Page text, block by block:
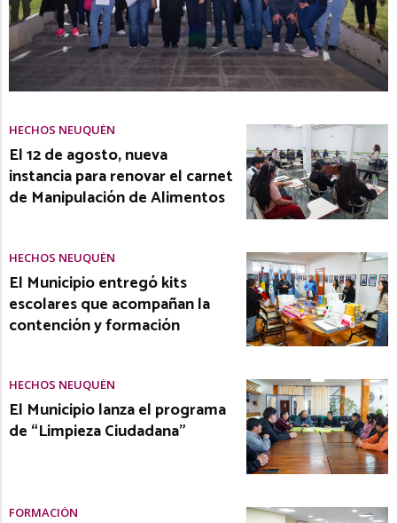
HECHOS NEUQUÉN
El 12 de agosto, nueva
instancia para renovar el carnet
de Manipulación de Alimentos
HECHOS NEUQUÉN
El Municipio entregó kits
escolares que acompañan la
contención y formación
HECHOS NEUQUÉN
El Municipio lanza el programa
de “Limpieza Ciudadana”
FORMACIÓN